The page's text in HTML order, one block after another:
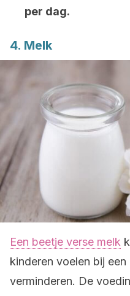
per dag.
4. Melk
Een beetje verse melk
kinderen voelen bij
verminderen. De